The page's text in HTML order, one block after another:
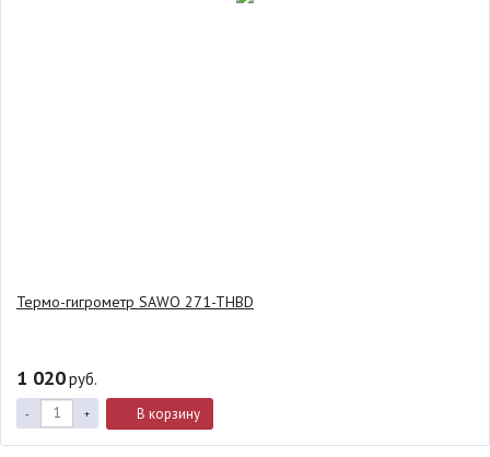
Термо-гигрометр SAWO 271-THBD
1 020руб.
- + В корзину